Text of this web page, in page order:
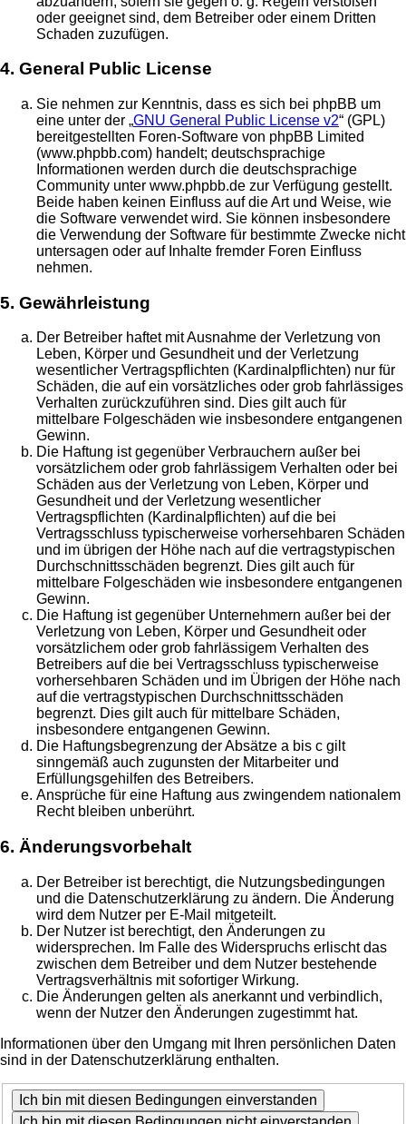
oder geeignet sind, dem Betreiber oder einem Dritten
Schaden zuzufügen.
4. General Public License
Sie nehmen zur Kenntnis, dass es sich bei phpBB um
eine unter der „GNU General Public License v2“ (GPL)
bereitgestellten Foren-Software von phpBB Limited
(www.phpbb.com) handelt; deutschsprachige
Informationen werden durch die deutschsprachige
Community unter www.phpbb.de zur Verfügung gestellt.
Beide haben keinen Einfluss auf die Art und Weise, wie
die Software verwendet wird. Sie können insbesondere
die Verwendung der Software für bestimmte Zwecke nicht
untersagen oder auf Inhalte fremder Foren Einfluss
nehmen.
5. Gewährleistung
Der Betreiber haftet mit Ausnahme der Verletzung von
Leben, Körper und Gesundheit und der Verletzung
wesentlicher Vertragspflichten (Kardinalpflichten) nur für
Schäden, die auf ein vorsätzliches oder grob fahrlässiges
Verhalten zurückzuführen sind. Dies gilt auch für
mittelbare Folgeschäden wie insbesondere entgangenen
Gewinn.
Die Haftung ist gegenüber Verbrauchern außer bei
vorsätzlichem oder grob fahrlässigem Verhalten oder bei
Schäden aus der Verletzung von Leben, Körper und
Gesundheit und der Verletzung wesentlicher
Vertragspflichten (Kardinalpflichten) auf die bei
Vertragsschluss typischerweise vorhersehbaren Schäden
und im übrigen der Höhe nach auf die vertragstypischen
Durchschnittsschäden begrenzt. Dies gilt auch für
mittelbare Folgeschäden wie insbesondere entgangenen
Gewinn.
Die Haftung ist gegenüber Unternehmern außer bei der
Verletzung von Leben, Körper und Gesundheit oder
vorsätzlichem oder grob fahrlässigem Verhalten des
Betreibers auf die bei Vertragsschluss typischerweise
vorhersehbaren Schäden und im Übrigen der Höhe nach
auf die vertragstypischen Durchschnittsschäden
begrenzt. Dies gilt auch für mittelbare Schäden,
insbesondere entgangenen Gewinn.
Die Haftungsbegrenzung der Absätze a bis c gilt
sinngemäß auch zugunsten der Mitarbeiter und
Erfüllungsgehilfen des Betreibers.
Ansprüche für eine Haftung aus zwingendem nationalem
Recht bleiben unberührt.
6. Änderungsvorbehalt
Der Betreiber ist berechtigt, die Nutzungsbedingungen
und die Datenschutzerklärung zu ändern. Die Änderung
wird dem Nutzer per E-Mail mitgeteilt.
Der Nutzer ist berechtigt, den Änderungen zu
widersprechen. Im Falle des Widerspruchs erlischt das
zwischen dem Betreiber und dem Nutzer bestehende
Vertragsverhältnis mit sofortiger Wirkung.
Die Änderungen gelten als anerkannt und verbindlich,
wenn der Nutzer den Änderungen zugestimmt hat.
Informationen über den Umgang mit Ihren persönlichen Daten
sind in der Datenschutzerklärung enthalten.